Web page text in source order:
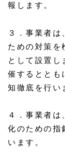
報します。
３．事業者
ための対策を
として設置し
催するととも
知徹底を行い
４．事業者は
化のための指
います。